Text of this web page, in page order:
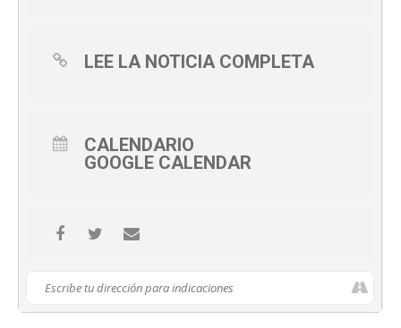
LEE LA NOTICIA COMPLETA
CALENDARIO
GOOGLE CALENDAR